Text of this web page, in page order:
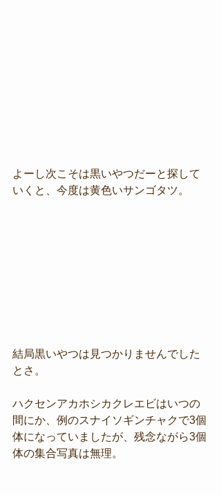
よーし次こそは黒いやつだーと探して
いくと、今度は黄色いサンゴタツ。
結局黒いやつは見つかりませんでした
とさ。
ハクセンアカホシカクレエビはいつの
間にか、例のスナイソギンチャクで3個
体になっていましたが、残念ながら3個
体の集合写真は無理。